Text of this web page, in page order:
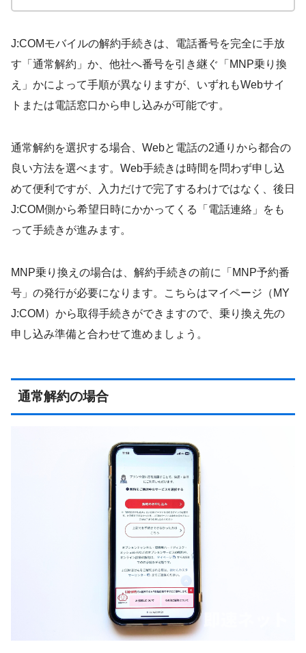
J:COMモバイルの解約手続きは、電話番号を完全に手放
す「通常解約」か、他社へ番号を引き継ぐ「MNP乗り換
え」かによって手順が異なりますが、いずれもWebサイ
トまたは電話窓口から申し込みが可能です。
通常解約を選択する場合、Webと電話の2通りから都合の
良い方法を選べます。Web手続きは時間を問わず申し込
めて便利ですが、入力だけで完了するわけではなく、後日
J:COM側から希望日時にかかってくる「電話連絡」をも
って手続きが進みます。
MNP乗り換えの場合は、解約手続きの前に「MNP予約番
号」の発行が必要になります。こちらはマイページ（MY
J:COM）から取得手続きができますので、乗り換え先の
申し込み準備と合わせて進めましょう。
通常解約の場合